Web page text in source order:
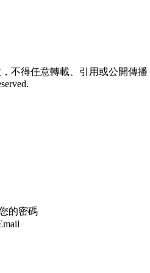
不得任意轉載、引用或公開傳播
的密碼